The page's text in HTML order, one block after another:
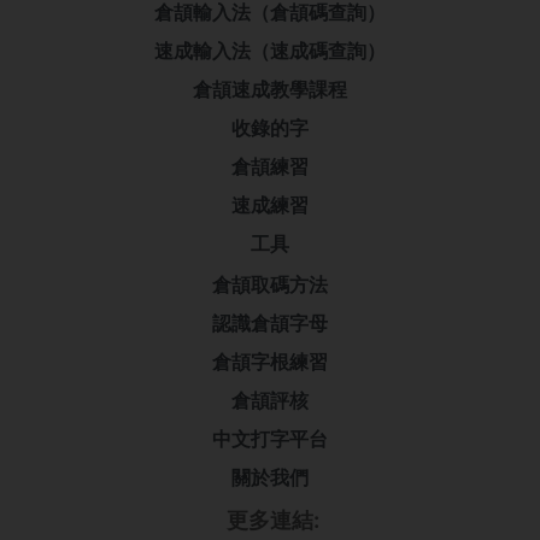
倉頡輸入法（倉頡碼查詢）
速成輸入法（速成碼查詢）
倉頡速成教學課程
收錄的字
倉頡練習
速成練習
工具
倉頡取碼方法
認識倉頡字母
倉頡字根練習
倉頡評核
中文打字平台
關於我們
更多連結: